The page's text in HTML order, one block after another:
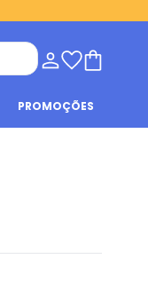
PROMOÇÕES